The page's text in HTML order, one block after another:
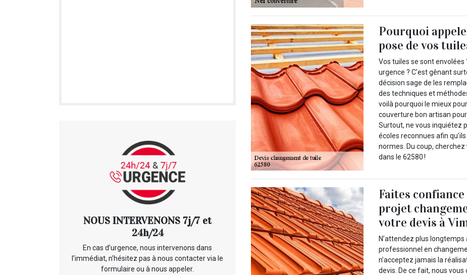
NOUS INTERVENONS 7j/7 et
24h/24
En cas d’urgence, nous intervenons dans
l’immédiat, n’hésitez pas à nous contacter via le
formulaire ou à nous appeler.
Pourquoi
pose de vos
Vos tuiles se sont envolées
urgence ? C’est gênant
décision sage de les
des techniques et
voilà pourquoi le mieux
couverture bon artisan
Surtout, ne vous inquiétez
écoles reconnues afin
normes. Du coup,
dans le 62580 !
Faites
projet
votre devis à
N’attendez plus
professionnel en
n’acceptez jamais la
devis. De ce fait, nous